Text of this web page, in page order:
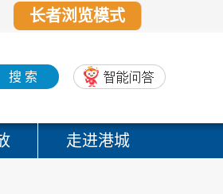
长者浏览模式
搜 索
走进港城